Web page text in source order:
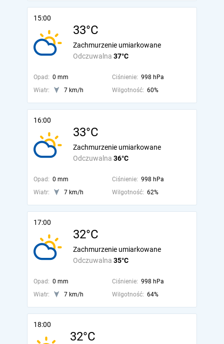
15:00
33°C
Odczuwalna 37°C
Zachmurzenie umiarkowane
Opad: 0 mm Ciśnienie: 998 hPa
Wiatr:
7 km/h Wilgotność: 60%
16:00
33°C
Odczuwalna 36°C
Zachmurzenie umiarkowane
Opad: 0 mm Ciśnienie: 998 hPa
Wiatr:
7 km/h Wilgotność: 62%
17:00
32°C
Odczuwalna 35°C
Zachmurzenie umiarkowane
Opad: 0 mm Ciśnienie: 998 hPa
Wiatr:
7 km/h Wilgotność: 64%
18:00
32°C